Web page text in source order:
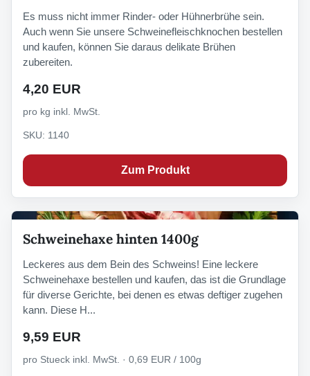
Es muss nicht immer Rinder- oder Hühnerbrühe sein.
Auch wenn Sie unsere Schweinefleischknochen bestellen
und kaufen, können Sie daraus delikate Brühen
zubereiten.
4,20 EUR
pro kg inkl. MwSt.
SKU: 1140
Zum Produkt
Schweinehaxe hinten 1400g
Leckeres aus dem Bein des Schweins! Eine leckere
Schweinehaxe bestellen und kaufen, das ist die Grundlage
für diverse Gerichte, bei denen es etwas deftiger zugehen
kann. Diese H...
9,59 EUR
pro Stueck inkl. MwSt. · 0,69 EUR / 100g